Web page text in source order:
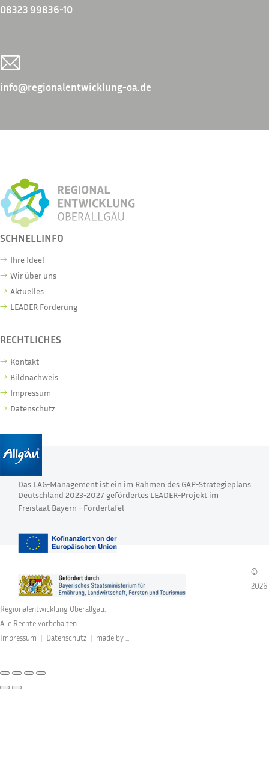
08323 99836-10
info@regionalentwicklung-oa.de
SCHNELLINFO
Ihre Idee!
Wir über uns
Aktuelles
LEADER Förderung
RECHTLICHES
Kontakt
Bildnachweis
Impressum
Datenschutz
Das LAG-Management ist ein im Rahmen des GAP-Strategieplans
Deutschland 2023-2027 gefördertes LEADER-Projekt im
Freistaat Bayern - Fördertafel
©
2026
Regionalentwicklung Oberallgäu.
Alle Rechte vorbehalten.
Impressum | Datenschutz | made by ...